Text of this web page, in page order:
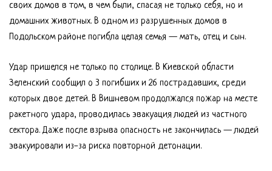
своих домов в том, в чем были, спасая не только себя, но и
домашних животных. В одном из разрушенных домов в
Подольском районе погибла целая семья — мать, отец и сын.
Удар пришелся не только по столице. В Киевской области
Зеленский сообщил о 3 погибших и 26 пострадавших, среди
которых двое детей. В Вишневом продолжался пожар на месте
ракетного удара, проводилась эвакуация людей из частного
сектора. Даже после взрыва опасность не закончилась — людей
эвакуировали из-за риска повторной детонации.